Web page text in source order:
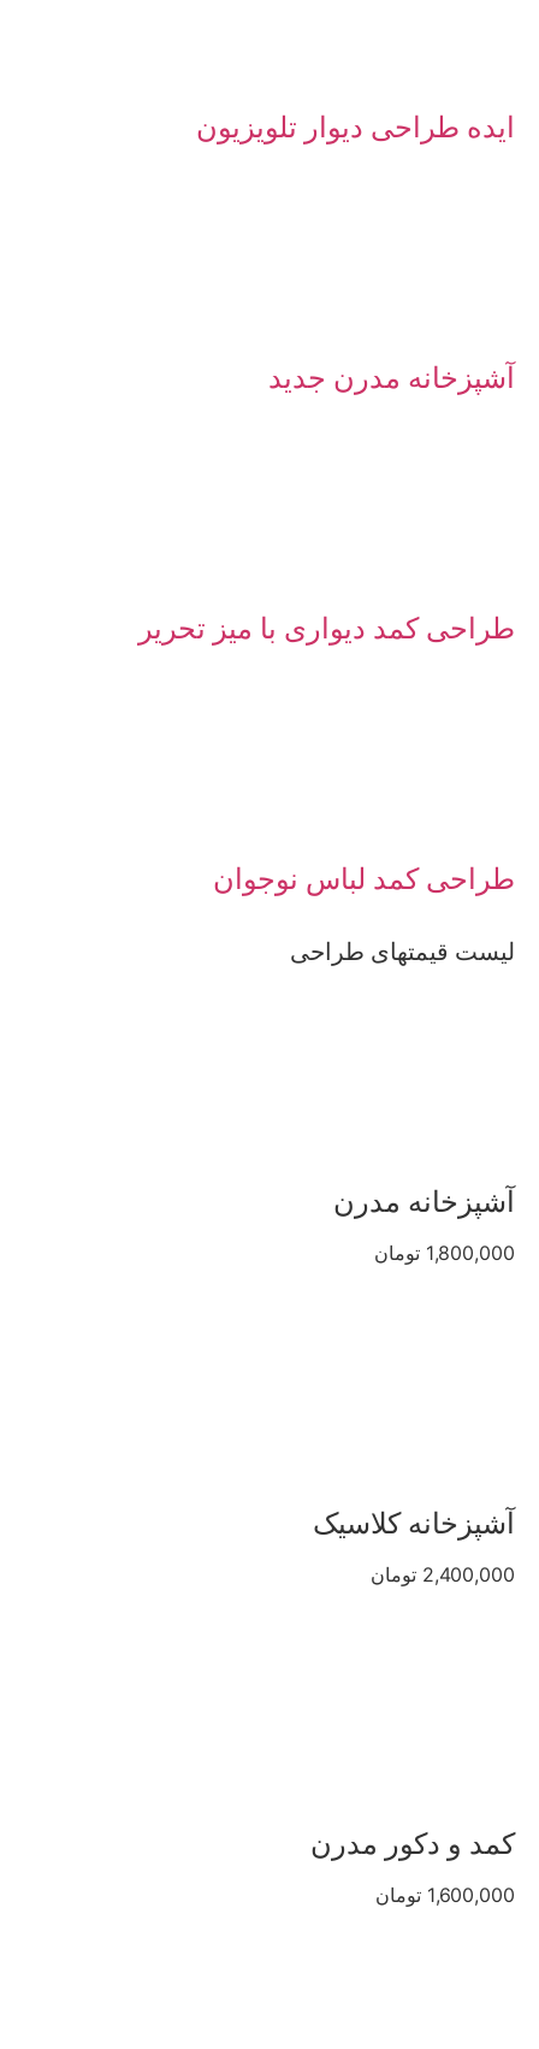
ایده طراحی دیوار تلویزیون
آشپزخانه مدرن جدید
طراحی کمد دیواری با میز تحریر
طراحی کمد لباس نوجوان
لیست قیمتهای طراحی
آشپزخانه مدرن
1,800,000 تومان
آشپزخانه کلاسیک
2,400,000 تومان
کمد و دکور مدرن
1,600,000 تومان